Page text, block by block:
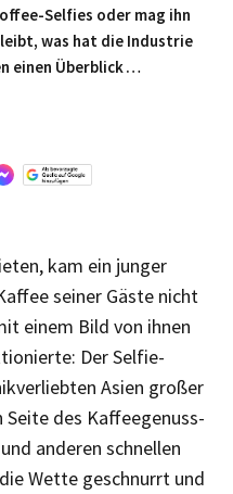
Selfies oder mag ihn
was hat die Industrie
einen Überblick …
kam ein junger
seiner Gäste nicht
einem Bild von ihnen
Der Selfie-
Asien großer
des Kaffeegenuss-
anderen schnellen
Wette geschnurrt und